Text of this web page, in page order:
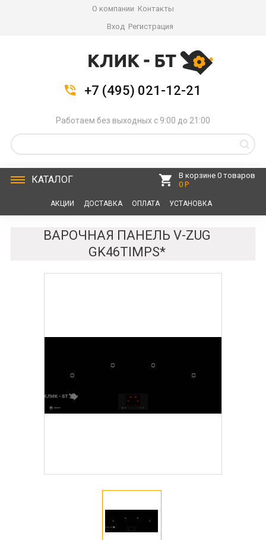
О компании Контакты
Вход Регистрация
+7 (495) 021-12-21
Работаем без выходных с 9:00 до 21:00
КАТАЛОГ
В корзине 0 товаров
0 Р
АКЦИИ ДОСТАВКА ОПЛАТА УСТАНОВКА
ВАРОЧНАЯ ПАНЕЛЬ V-ZUG
GK46TIMPS*